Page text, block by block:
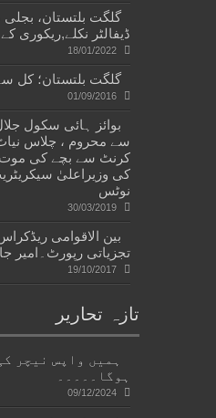
ڈیفالٹر نکلے,ریکوری
18/01/2022
گلگت بلتستان؛ کل
01/09/2016
بوائز ہائی سکول
سے محروم ، چلاس
کرنٹ سے بچے کی موت
کی وزیراعلیٰ
نوٹس
30/03/2019
بین الاقوامی
تجزیاتی رپورٹ۔امیر
19/10/2017
تازہ تحاریر
ہمیں واپس نیچر
ہوگا۔۔۔۔۔
09/12/2024